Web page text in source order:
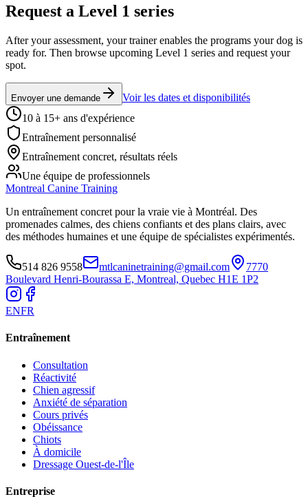
Request a Level 1 series
After your assessment, your trainer enables the programs your dog is
ready for. Then browse upcoming Level 1 series and request your
spot.
Envoyer une demande
Voir les dates et disponibilités
10 à 15+ ans d'expérience
Entraînement personnalisé
Entraînement concret, résultats réels
Une équipe de professionnels
Montreal Canine Training
Un entraînement concret pour la vraie vie à Montréal. Des
promenades calmes, des chiens confiants et des plans clairs, avec
des méthodes humaines et une équipe de spécialistes expérimentés.
514 826 9558 mtlcaninetraining@gmail.com
7770
Boulevard Henri-Bourassa E, Montreal, Quebec H1E 1P2
ENFR
Entraînement
Consultation
Réactivité
Chien agressif
Anxiété de séparation
Cours privés
Obéissance
Chiots
À domicile
Dressage Ouest-de-l'Île
Entreprise